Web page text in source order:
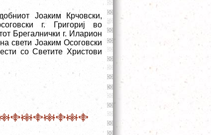
Јоаким Крчовски,
г. Григориј во
Брегалнички г. Иларион
свети Јоаким Осоговски
со Светите Христови